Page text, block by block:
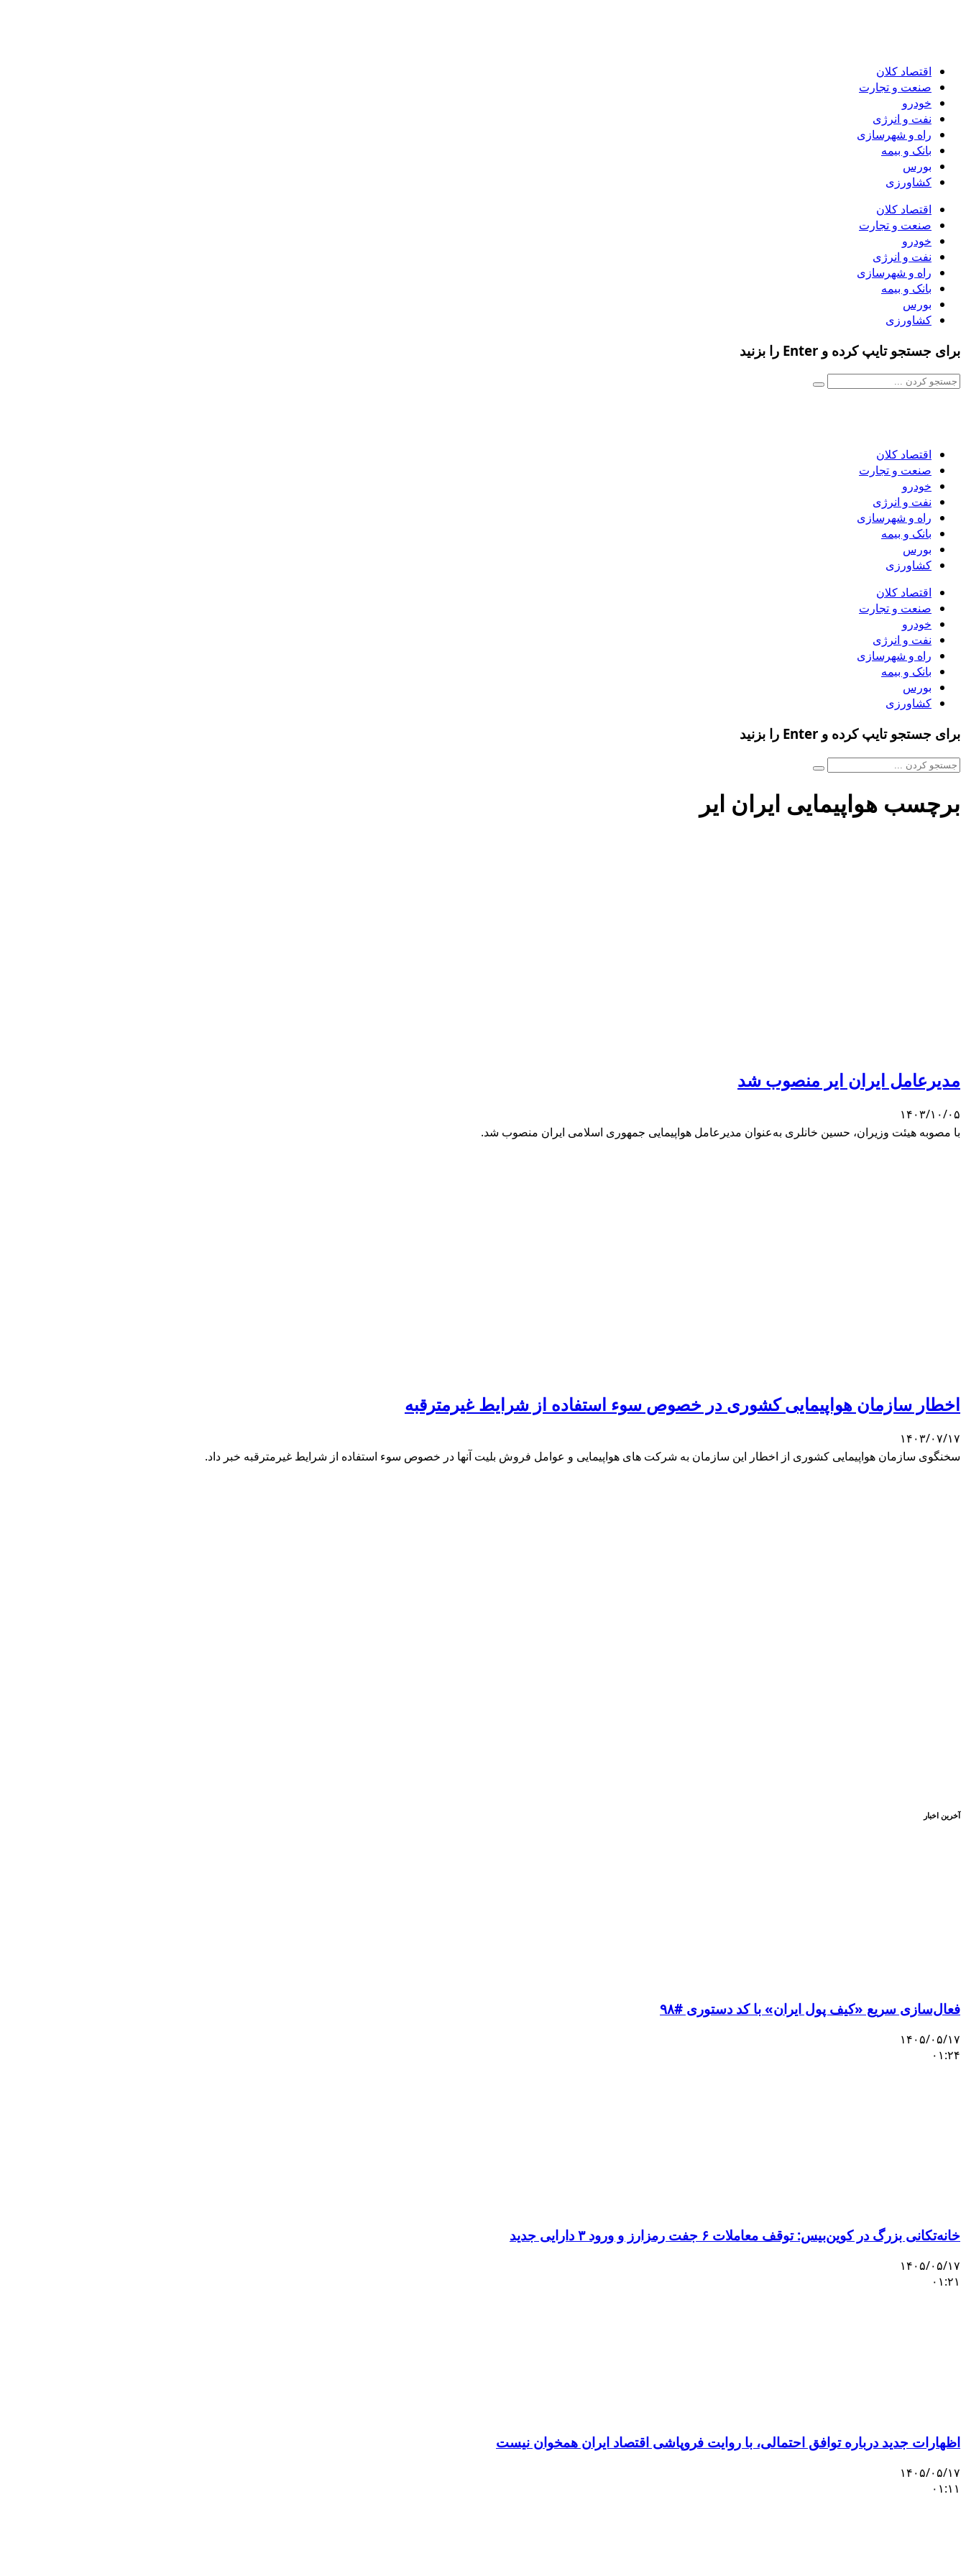
اقتصاد کلان
صنعت و تجارت
خودرو
نفت و انرژی
راه و شهرسازی
بانک و بیمه
بورس
کشاورزی
اقتصاد کلان
صنعت و تجارت
خودرو
نفت و انرژی
راه و شهرسازی
بانک و بیمه
بورس
کشاورزی
برای جستجو تایپ کرده و Enter را بزنید
اقتصاد کلان
صنعت و تجارت
خودرو
نفت و انرژی
راه و شهرسازی
بانک و بیمه
بورس
کشاورزی
اقتصاد کلان
صنعت و تجارت
خودرو
نفت و انرژی
راه و شهرسازی
بانک و بیمه
بورس
کشاورزی
برای جستجو تایپ کرده و Enter را بزنید
برچسب هواپیمایی ایران ایر
مدیرعامل ایران ایر منصوب شد
۱۴۰۳/۱۰/۰۵
با مصوبه هیئت وزیران، حسین خانلری به‌عنوان مدیرعامل هواپیمایی جمهوری اسلامی ایران منصوب شد.
اخطار سازمان هواپیمایی کشوری در خصوص سوء استفاده از شرایط غیرمترقبه
۱۴۰۳/۰۷/۱۷
سخنگوی سازمان هواپیمایی کشوری از اخطار این سازمان به شرکت های هواپیمایی و عوامل فروش بلیت آنها در خصوص سوء استفاده از شرایط غیرمترقبه خبر داد.
آخرین اخبار
فعال‌سازی سریع «کیف پول ایران» با کد دستوری #۹۸
۱۴۰۵/۰۵/۱۷
۰۱:۲۴
خانه‌تکانی بزرگ در کوین‌بیس: توقف معاملات ۶ جفت رمزارز و ورود ۳ دارایی جدید
۱۴۰۵/۰۵/۱۷
۰۱:۲۱
اظهارات جدید درباره توافق احتمالی، با روایت فروپاشی اقتصاد ایران همخوان نیست
۱۴۰۵/۰۵/۱۷
۰۱:۱۱